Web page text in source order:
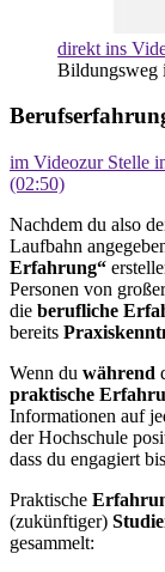
direkt ins
Bildungsweg
im Videozur Stelle
(02:50)
Nachdem du also
Laufbahn
Erfahrung“
Personen von
die berufliche
bereits
Wenn du während
praktische
Informationen auf
der Hochschule
dass du engagiert
Praktische
(zukünftiger)
gesammelt: